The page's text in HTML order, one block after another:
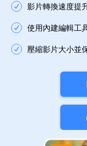
影片轉換速度提
使用內建編輯工
壓縮影片大小並